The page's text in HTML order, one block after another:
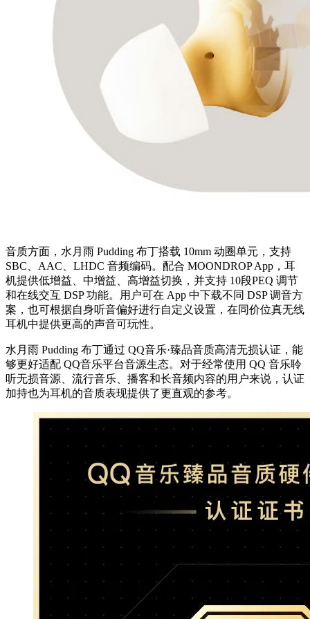
音质方面，水月雨 Pudding 布丁搭载 10mm 动圈单元，支持
SBC、AAC、LHDC 音频编码。配合 MOONDROP App，耳
机提供低增益、中增益、高增益切换，并支持 10段PEQ 调节
和在线交互 DSP 功能。用户可在 App 中下载不同 DSP 调音方
案，也可根据自身听音偏好进行自定义设置，在同价位真无线
耳机中提供更高的声音可玩性。
水月雨 Pudding 布丁通过 QQ音乐·臻品音质高清无损认证，能
够更好适配 QQ音乐平台音源生态。对于经常使用 QQ 音乐聆
听无损音源、流行音乐、播客和长音频内容的用户来说，认证
加持也为耳机的音质表现提供了更直观的参考。